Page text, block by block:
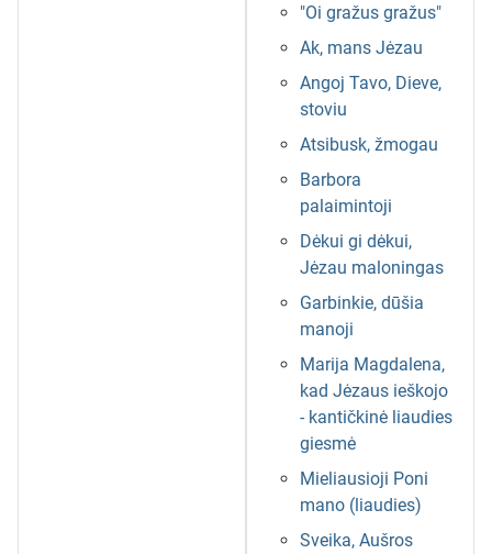
"Oi gražus gražus"
Ak, mans Jėzau
Angoj Tavo, Dieve,
stoviu
Atsibusk, žmogau
Barbora
palaimintoji
Dėkui gi dėkui,
Jėzau maloningas
Garbinkie, dūšia
manoji
Marija Magdalena,
kad Jėzaus ieškojo
- kantičkinė liaudies
giesmė
Mieliausioji Poni
mano (liaudies)
Sveika, Aušros